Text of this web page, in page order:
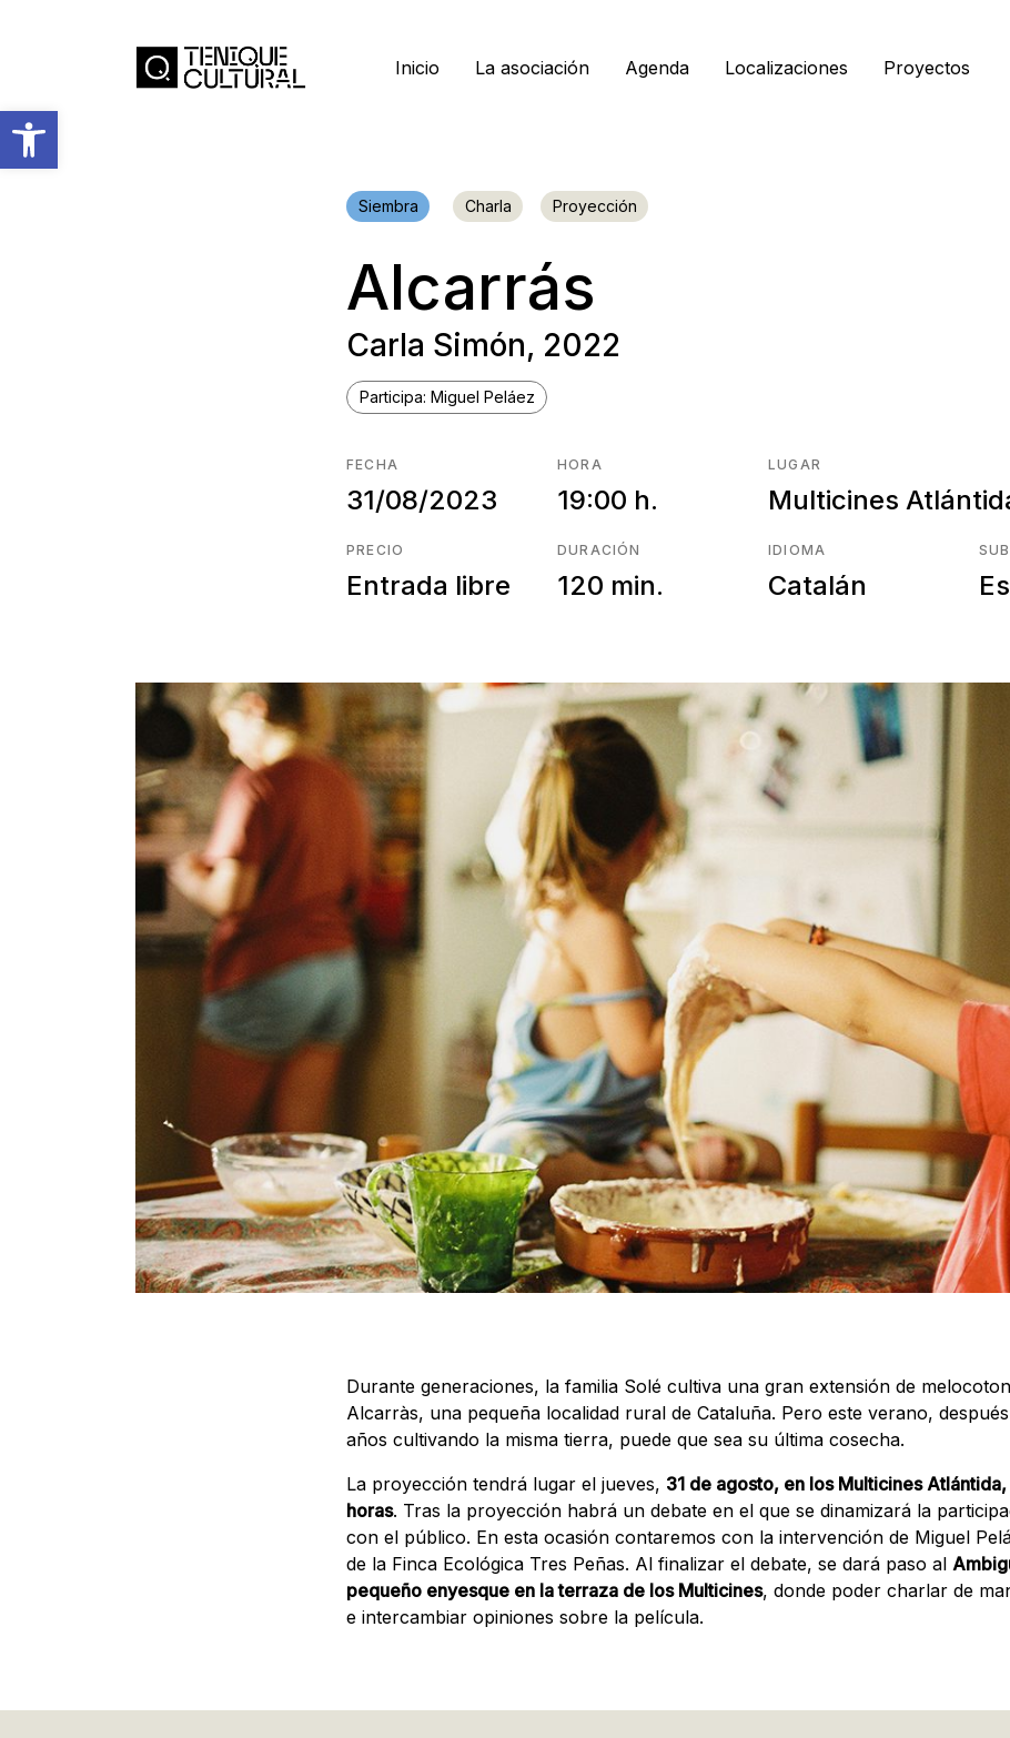
Abrir barra de herramientas
Inicio La asociación Agenda Localizaciones Proyectos
Siembra Charla Proyección
Alcarrás
Carla Simón, 2022
Participa: Miguel Peláez
FECHA
31/08/2023
HORA
19:00 h.
LUGAR
Multicines
PRECIO
Entrada libre
DURACIÓN
120 min.
IDIOMA
Catalán
Durante generaciones, la familia Solé cultiva una gran extensión de
Alcarràs, una pequeña localidad rural de Cataluña. Pero este verano,
años cultivando la misma tierra, puede que sea su última cosecha.
La proyección tendrá lugar el jueves, 31 de agosto, en los Multicines
horas. Tras la proyección habrá un debate en el que se dinamizará la
con el público. En esta ocasión contaremos con la intervención de Miguel
de la Finca Ecológica Tres Peñas. Al finalizar el debate, se dará paso al
pequeño enyesque en la terraza de los Multicines, donde poder charlar de
e intercambiar opiniones sobre la película.